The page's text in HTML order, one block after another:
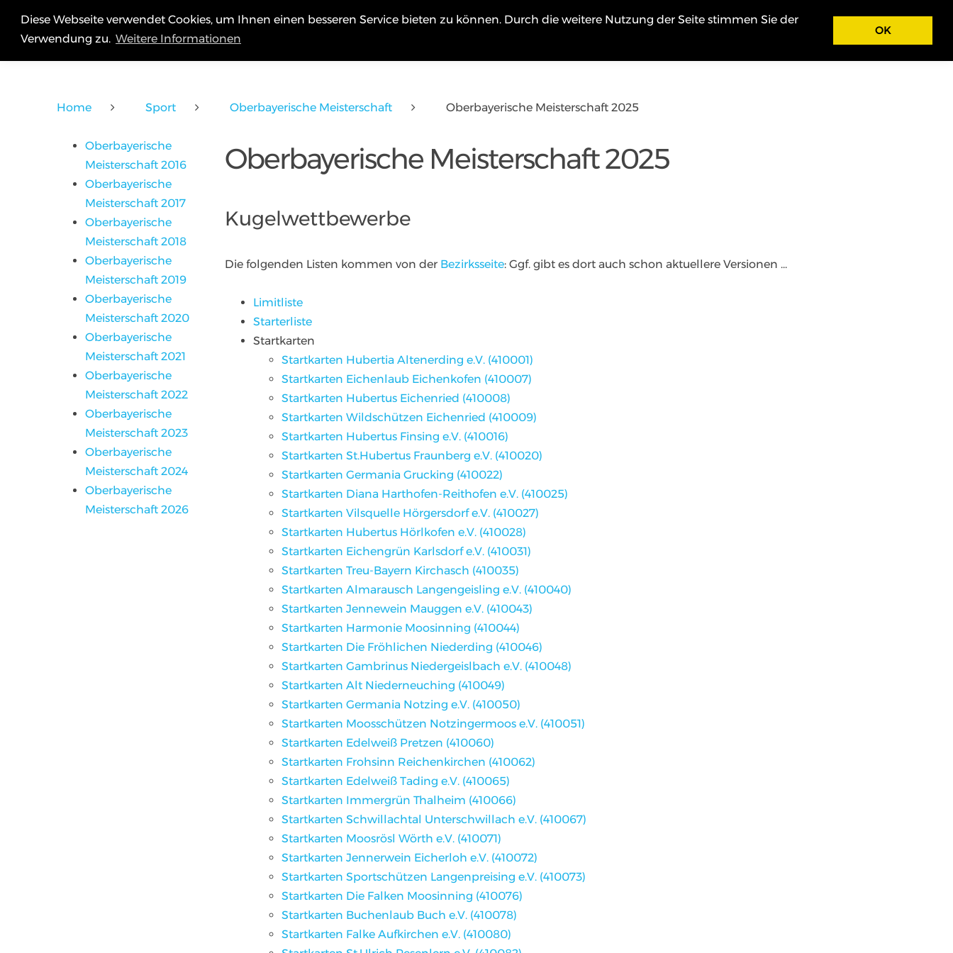
Diese Webseite verwendet Cookies, um Ihnen einen besseren Service bieten zu können. Durch die weitere Nutzung der Seite stimmen Sie der
Verwendung zu. Weitere Informationen
OK
SCHÜTZENGAU ERDING Gau Sport Jugend Tradition RWK-Melder
Home Sport Oberbayerische Meisterschaft Oberbayerische Meisterschaft 2025
Oberbayerische
Meisterschaft 2016
Oberbayerische
Meisterschaft 2017
Oberbayerische
Meisterschaft 2018
Oberbayerische
Meisterschaft 2019
Oberbayerische
Meisterschaft 2020
Oberbayerische
Meisterschaft 2021
Oberbayerische
Meisterschaft 2022
Oberbayerische
Meisterschaft 2023
Oberbayerische
Meisterschaft 2024
Oberbayerische
Meisterschaft 2026
Oberbayerische Meisterschaft 2025
Kugelwettbewerbe
Die folgenden Listen kommen von der Bezirksseite: Ggf. gibt es dort auch schon aktuellere Versionen ...
Limitliste
Starterliste
Startkarten
Startkarten Hubertia Altenerding e.V. (410001)
Startkarten Eichenlaub Eichenkofen (410007)
Startkarten Hubertus Eichenried (410008)
Startkarten Wildschützen Eichenried (410009)
Startkarten Hubertus Finsing e.V. (410016)
Startkarten St.Hubertus Fraunberg e.V. (410020)
Startkarten Germania Grucking (410022)
Startkarten Diana Harthofen-Reithofen e.V. (410025)
Startkarten Vilsquelle Hörgersdorf e.V. (410027)
Startkarten Hubertus Hörlkofen e.V. (410028)
Startkarten Eichengrün Karlsdorf e.V. (410031)
Startkarten Treu-Bayern Kirchasch (410035)
Startkarten Almarausch Langengeisling e.V. (410040)
Startkarten Jennewein Mauggen e.V. (410043)
Startkarten Harmonie Moosinning (410044)
Startkarten Die Fröhlichen Niederding (410046)
Startkarten Gambrinus Niedergeislbach e.V. (410048)
Startkarten Alt Niederneuching (410049)
Startkarten Germania Notzing e.V. (410050)
Startkarten Moosschützen Notzingermoos e.V. (410051)
Startkarten Edelweiß Pretzen (410060)
Startkarten Frohsinn Reichenkirchen (410062)
Startkarten Edelweiß Tading e.V. (410065)
Startkarten Immergrün Thalheim (410066)
Startkarten Schwillachtal Unterschwillach e.V. (410067)
Startkarten Moosrösl Wörth e.V. (410071)
Startkarten Jennerwein Eicherloh e.V. (410072)
Startkarten Sportschützen Langenpreising e.V. (410073)
Startkarten Die Falken Moosinning (410076)
Startkarten Buchenlaub Buch e.V. (410078)
Startkarten Falke Aufkirchen e.V. (410080)